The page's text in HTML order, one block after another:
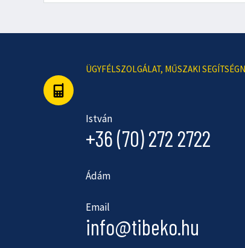
ÜGYFÉLSZOLGÁLAT, MŰSZAKI
István
+36 (70) 272 2722
Ádám
Email
info@tibeko.hu